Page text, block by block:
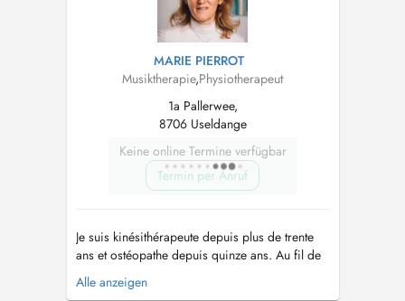
MARIE PIERROT
Musiktherapie,Physiotherapeut
1a Pallerwee,
8706 Useldange
Keine online Termine verfügbar
Termin per Anruf
Je suis kinésithérapeute depuis plus de trente
ans et ostéopathe depuis quinze ans. Au fil de
mon parcours, j'ai développé une approche
holistique qui relie le corps, les émotions, la
Alle anzeigen